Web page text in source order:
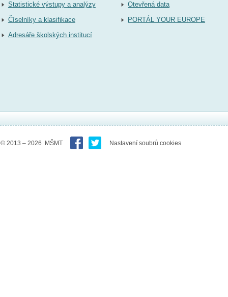
Statistické výstupy a analýzy
Číselníky a klasifikace
Adresáře školských institucí
Otevřená data
PORTÁL YOUR EUROPE
© 2013 – 2026 MŠMT Nastavení soubrů cookies